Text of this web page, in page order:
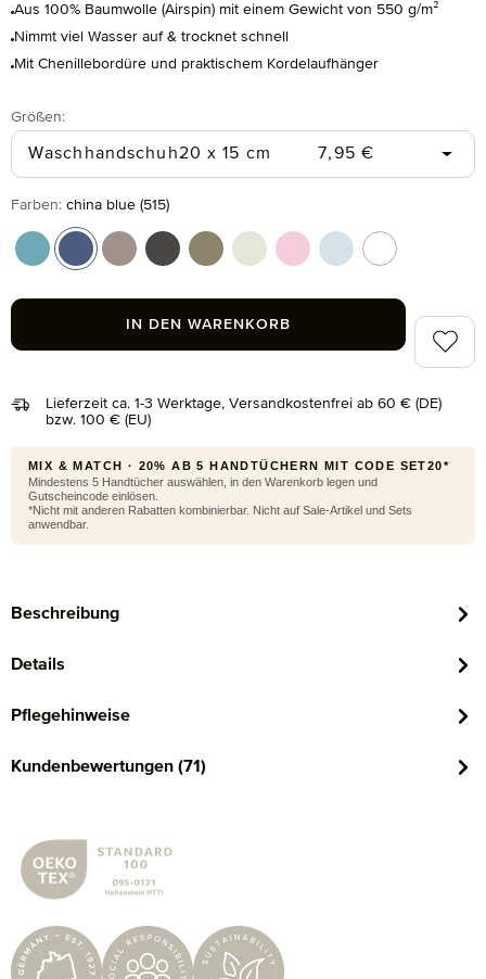
Aus 100% Baumwolle (Airspin) mit einem Gewicht von 550 g/m²
Nimmt viel Wasser auf & trocknet schnell
Mit Chenillebordüre und praktischem Kordelaufhänger
Lieferzeit ca. 1-3 Werktage, Versandkostenfrei ab 60 € (DE)
bzw. 100 € (EU)
Größenauswählen
:
Waschhandschuh20 x 15 cm Regulärer Preis:
7,95 €
Farbenauswählen
: china blue (515)
arctic (530)china blue (515)
ginger (132)graphite (843)
moss (690)papyrus (714)
rose (290)silver (829)snow (001)
IN DEN WARENKORB Zum
MIX & MATCH · 20% AB 5 HANDTÜCHERN MIT CODE SET20*
Mindestens 5 Handtücher auswählen, in den Warenkorb legen und
Gutscheincode einlösen.
*Nicht mit anderen Rabatten kombinierbar. Nicht auf Sale-Artikel und Sets
anwendbar.
Beschreibung
Details
Pflegehinweise
Kundenbewertungen (71)